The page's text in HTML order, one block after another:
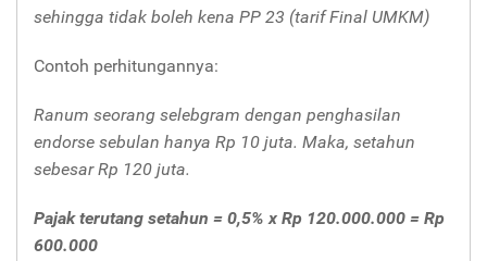
sehingga tidak boleh kena PP 23 (tarif Final UMKM)
Contoh perhitungannya:
Ranum seorang selebgram dengan penghasilan
endorse sebulan hanya Rp 10 juta. Maka, setahun
sebesar Rp 120 juta.
Pajak terutang setahun = 0,5% x Rp 120.000.000 = Rp
600.000